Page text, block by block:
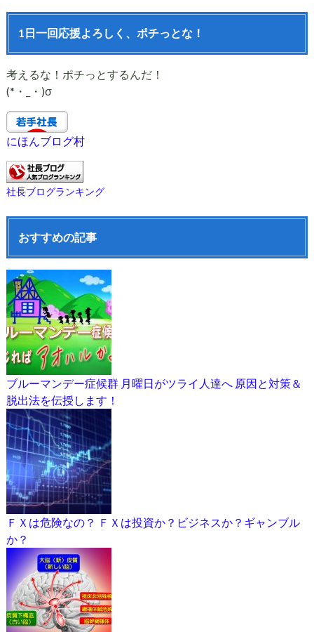
1日一回応援よろしく、ポチっとな！
考えるな！ポチっとするんだ！
(*・_・)σ
にほんブログ村
社長ブログランキング
おすすめの記事
ブルーマンデー症候群 月曜日がツライ人達へ 原因と対策＆
脱出法を伝授します！
ＦＸは危険なの？ ＦＸは投資か？ビジネスか？ギャンブル
か？